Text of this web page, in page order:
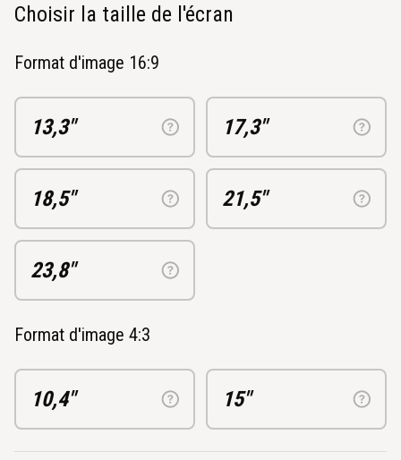
Choisir la taille de l'écran
Format d'image 16:9
13,3" 17,3"
18,5" 21,5"
23,8"
Format d'image 4:3
10,4" 15"